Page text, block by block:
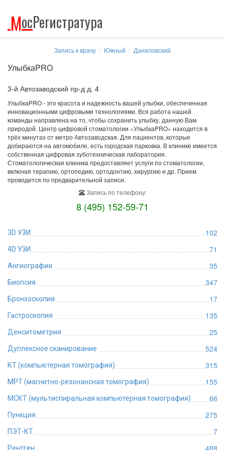
МосРегистратура
Запись к врачу Южный Даниловский
УлыбкаPRO
3-й Автозаводский пр-д д. 4
УлыбкаPRO - это красота и надежность вашей улыбки, обеспеченная
инновационными цифровыми технологиями. Вся работа нашей
команды направлена на то, чтобы сохранить улыбку, данную Вам
природой. Центр цифровой стоматологии «УлыбкаPRO» находится в
трёх минутах от метро Автозаводская. Для пациентов, которые
добираются на автомобиле, есть городская парковка. В клинике имеется
собственная цифровая зуботехническая лаборатория.
Стоматологическая клиника предоставляет услуги по стоматологии,
включая терапию, ортопедию, ортодонтию, хирургию и др. Прием
проводится по предварительной записи.
Запись по телефону:
8 (495) 152-59-71
3D УЗИ 102
4D УЗИ 71
Ангиография 35
Биопсия 347
Бронхоскопия 17
Гастроскопия 135
Денситометрия 25
Дуплексное сканирование 524
КТ (компьютерная томография) 315
МРТ (магнитно-резонансная томография) 155
МСКТ (мультиспиральная компьютерная томография) 66
Пункция 275
ПЭТ-КТ 7
Рентген 488